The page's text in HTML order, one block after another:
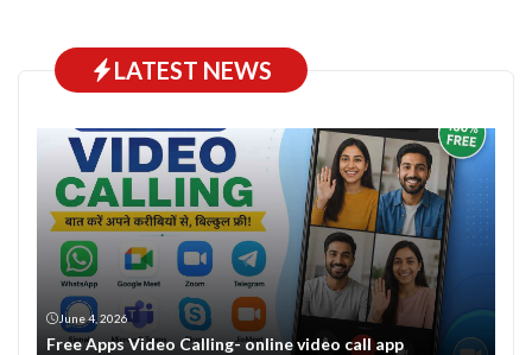
LATEST NEWS
June 4, 2026
Free Apps Video Calling- online video call app